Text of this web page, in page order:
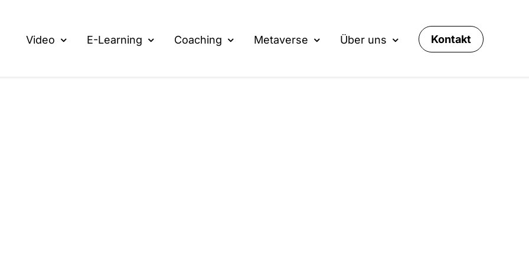
Video E-Learning Coaching Metaverse Über uns Kontakt